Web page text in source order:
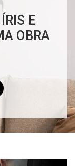
E
OBRA